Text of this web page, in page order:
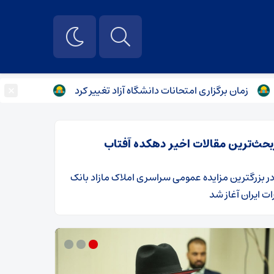
برگزاری امتحانات دانشگاه آزاد تغییر کرد تعیین تکلیف
مقالات اخیر دهکده آفتاب
​بزرگترین مزایده عمومی سراسری املاک مازاد بانک
ایران آغاز شد